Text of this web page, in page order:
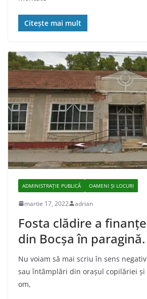
Citește mai mult
ADMINISTRAŢIE PUBLICĂ OAMENI ȘI LOCURI
martie 17, 2022 adrian
Fosta clădire a
din Bocşa în paragină.
Nu voiam să mai scriu în sens
sau întâmplări din orașul copilăriei și
om,